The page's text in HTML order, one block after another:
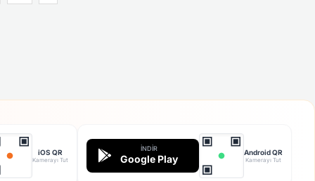
iOS QR
Kamerayı Tut
İNDIR
Google Play
Android QR
Kamerayı Tut